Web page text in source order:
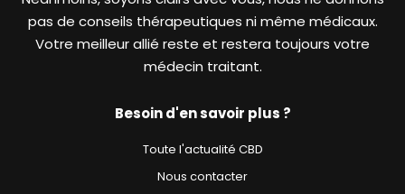
pas de conseils thérapeutiques ni même médicaux.
Votre meilleur allié reste et restera toujours votre
médecin traitant.
Besoin d'en savoir plus ?
Toute l'actualité CBD
Nous contacter